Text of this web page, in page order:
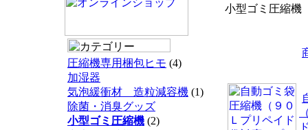
圧縮機専用梱包ヒモ (4)
加湿器
気泡緩衝材 造粒減容機 (1)
除菌・消臭グッズ
小型ゴミ圧縮機 (2)
小型ゴミ圧縮機